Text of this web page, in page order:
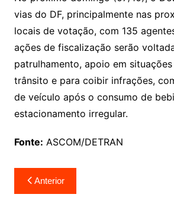
vias do DF, principalmente nas
locais de votação, com 135
ações de fiscalização serão
patrulhamento, apoio em
trânsito e para coibir infrações,
de veículo após o consumo de
estacionamento irregular.
Fonte: ASCOM/DETRAN
Navegação
de
Anterior